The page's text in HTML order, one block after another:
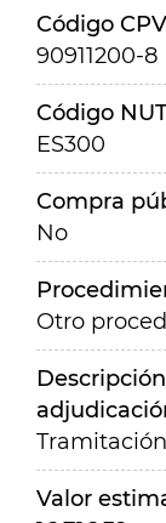
Código CPV
90911200-8
Código
ES300
Compra
No
Otro
Valor